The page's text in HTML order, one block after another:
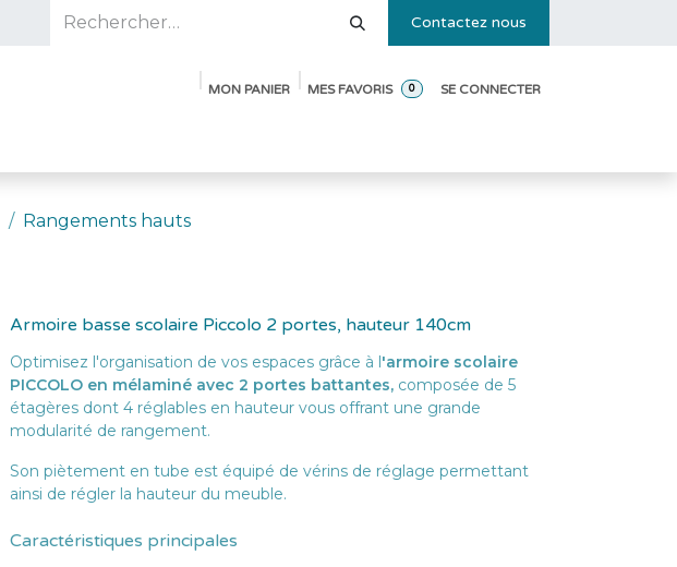
Contactez nous
MON PANIER 0
MES FAVORIS SE CONNECTER
Rangements hauts
Armoire basse scolaire Piccolo 2 portes, hauteur 140cm
Optimisez l'organisation de vos espaces grâce à l'armoire scolaire
PICCOLO en mélaminé avec 2 portes battantes, composée de 5
étagères dont 4 réglables en hauteur vous offrant une grande
modularité de rangement.
Son piètement en tube est équipé de vérins de réglage permettant
ainsi de régler la hauteur du meuble.
Caractéristiques principales